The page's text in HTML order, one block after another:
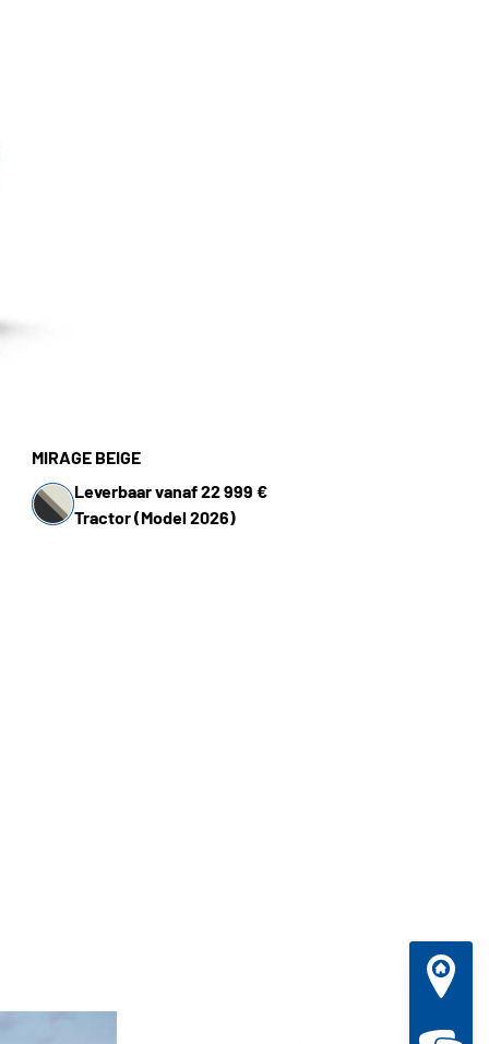
MIRAGE BEIGE
Leverbaar vanaf 22 999 €
Tractor (Model 2026)